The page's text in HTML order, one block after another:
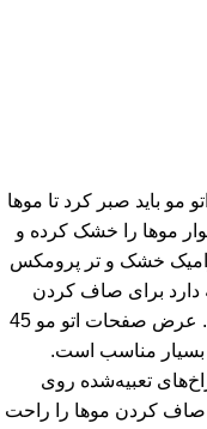
باید صبر کرد تا موها
موها را خشک کرده و
خشک و تر پرومکس
که دارد برای صاف کردن
موهای خشک و مرطوب قابل‌استفاده است. عرض صفحات اتو مو 45
بسیار مناسب است.
تعبیه‌شده روی
صاف کردن موها را راحت